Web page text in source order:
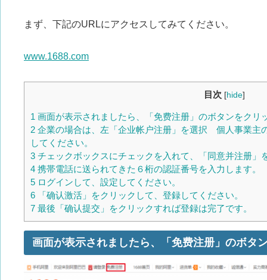
まず、下記のURLにアクセスしてみてください。
www.1688.com
目次 [hide]
1 画面が表示されましたら、「免费注册」のボタンをクリ
2 企業の場合は、左「企业帐户注册」を選択 個人事業主
してください。
3 チェックボックスにチェックを入れて、「同意并注册」
4 携帯電話に送られてきた６桁の認証番号を入力します。
5 ログインして、設定してください。
6 「确认激活」をクリックして、登録してください。
7 最後「确认提交」をクリックすれば登録は完了です。
画面が表示されましたら、「免费注册 」のボタ